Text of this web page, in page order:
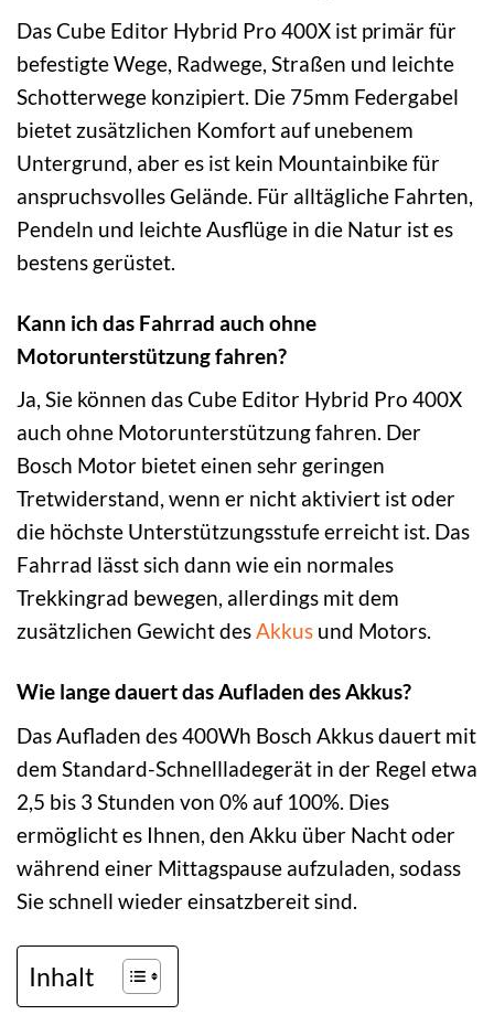
Das Cube Editor Hybrid Pro 400X ist primär für
befestigte Wege, Radwege, Straßen und leichte
Schotterwege konzipiert. Die 75mm Federgabel
bietet zusätzlichen Komfort auf unebenem
Untergrund, aber es ist kein Mountainbike für
anspruchsvolles Gelände. Für alltägliche Fahrten,
Pendeln und leichte Ausflüge in die Natur ist es
bestens gerüstet.
Kann ich das Fahrrad auch ohne
Motorunterstützung fahren?
Ja, Sie können das Cube Editor Hybrid Pro 400X
auch ohne Motorunterstützung fahren. Der
Bosch Motor bietet einen sehr geringen
Tretwiderstand, wenn er nicht aktiviert ist oder
die höchste Unterstützungsstufe erreicht ist. Das
Fahrrad lässt sich dann wie ein normales
Trekkingrad bewegen, allerdings mit dem
zusätzlichen Gewicht desAkkus und Motors.
Wie lange dauert das Aufladen des Akkus?
Das Aufladen des 400Wh Bosch Akkus dauert mit
dem Standard-Schnellladegerät in der Regel etwa
2,5 bis 3 Stunden von 0% auf 100%. Dies
ermöglicht es Ihnen, den Akku über Nacht oder
während einer Mittagspause aufzuladen, sodass
Sie schnell wieder einsatzbereit sind.
Inhalt